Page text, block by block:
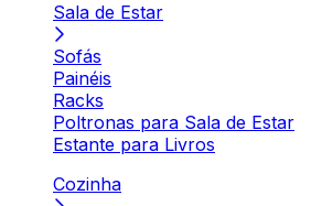
Sala de Estar
Sofás
Painéis
Racks
Poltronas para Sala de Estar
Estante para Livros
Cozinha